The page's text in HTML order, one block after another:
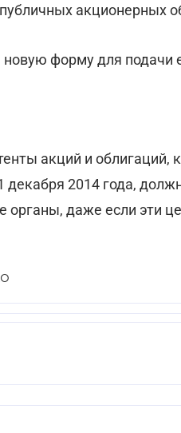
акционерных
новую форму для
акций и облигаций,
2014 года,
даже если эти